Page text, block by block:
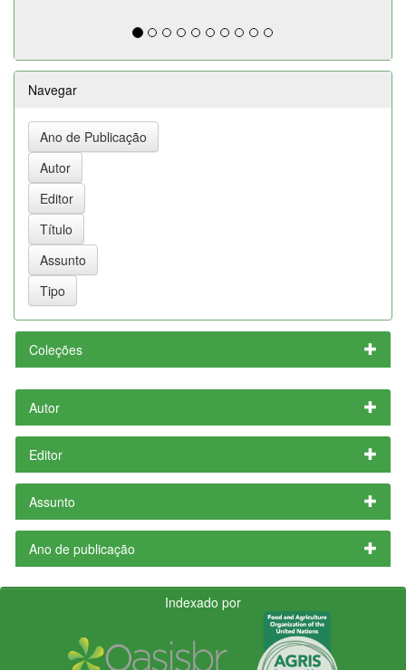
Navegar
Coleções
Autor
Editor
Assunto
Ano de publicação
Indexado por